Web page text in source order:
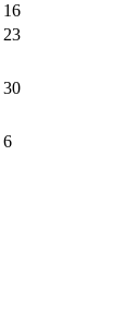
16
23
30
6